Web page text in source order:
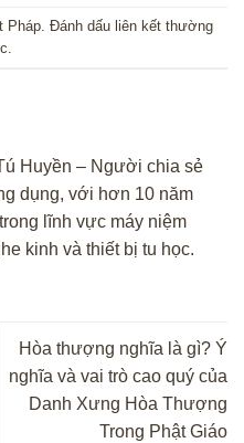
Pháp. Đánh dấu liên kết thường
Huyền – Người chia sẻ
dụng, với hơn 10 năm
lĩnh vực máy niệm
kinh và thiết bị tu học.
Hòa thượng nghĩa là gì? Ý
nghĩa và vai trò cao quý của
Danh Xưng Hòa Thượng
Trong Phật Giáo